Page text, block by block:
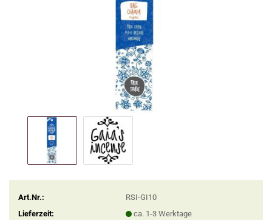
Art.Nr.:
RSI-GI10
Lieferzeit:
ca. 1-3 Werktage